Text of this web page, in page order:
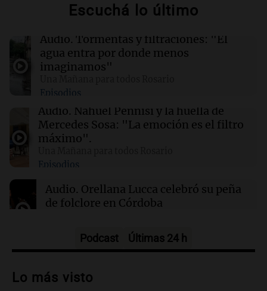
atómica en su 81 aniversario
Hutíes de Yemen atacan instalación de
Aramco en Arabia Saudí: nuevo conflicto en la
04:19 Mundo
Incendios forestales en Indonesia: se
intensifican las llamas en el Parque Nacional
03:26 Mundo
Chipre iniciará suministro de gas natural a
Escuchá lo último
Audio. Tormentas y filtraciones: "El
agua entra por donde menos
imaginamos"
Episodios
Audio. Nahuel Pennisi y la huella de
Mercedes Sosa: "La emoción es el filtro
máximo".
Episodios
Audio. Orellana Lucca celebró su peña
de folclore en Córdoba
Audio.Trágico accidente en Mendoza:
vehículos desde un puente
Podcast Últimas 24 h
Lo más visto